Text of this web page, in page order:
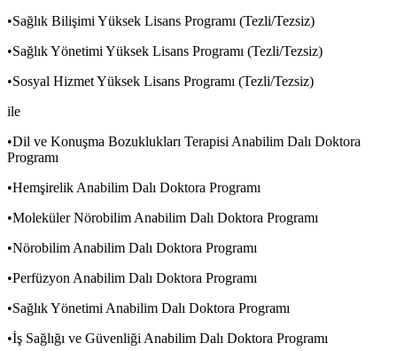
•Sağlık Bilişimi Yüksek Lisans Programı (Tezli/Tezsiz)
•Sağlık Yönetimi Yüksek Lisans Programı (Tezli/Tezsiz)
•Sosyal Hizmet Yüksek Lisans Programı (Tezli/Tezsiz)
ile
•Dil ve Konuşma Bozuklukları Terapisi Anabilim Dalı Doktora
Programı
•Hemşirelik Anabilim Dalı Doktora Programı
•Moleküler Nörobilim Anabilim Dalı Doktora Programı
•Nörobilim Anabilim Dalı Doktora Programı
•Perfüzyon Anabilim Dalı Doktora Programı
•Sağlık Yönetimi Anabilim Dalı Doktora Programı
•İş Sağlığı ve Güvenliği Anabilim Dalı Doktora Programı